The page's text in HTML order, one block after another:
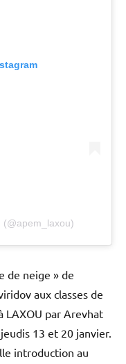
(@apem_laxou)
de neige » de
aux classes de
LAXOU par Arevhat
13 et 20 janvier.
introduction au